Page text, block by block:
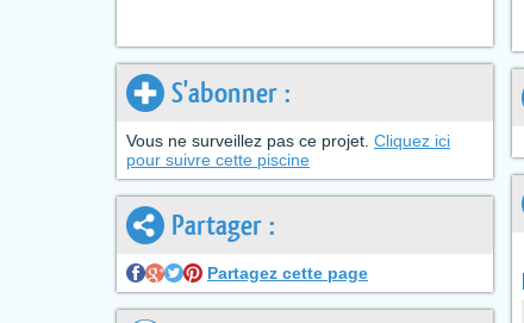
S'abonner :
Vous ne surveillez pas ce projet. Cliquez ici
pour suivre cette piscine
Partager :
Partagez cette page